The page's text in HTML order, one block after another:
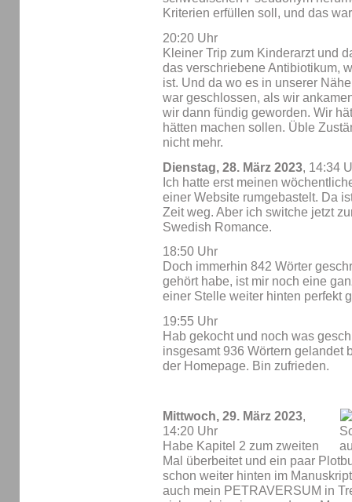
Kriterien erfüllen soll, und das
20:20 Uhr
Kleiner Trip zum Kinderarzt und
das verschriebene Antibiotikum,
ist. Und da wo es in unserer
war geschlossen, als wir
wir dann fündig geworden. Wir
hätten machen sollen. Üble
nicht mehr.
Dienstag, 28. März 2023, 14:34
Ich hatte erst meinen
einer Website rumgebastelt. Da
Zeit weg. Aber ich switche jetzt
Swedish Romance.
18:50 Uhr
Doch immerhin 842 Wörter
gehört habe, ist mir noch eine
einer Stelle weiter hinten perfekt
19:55 Uhr
Hab gekocht und noch was
insgesamt 936 Wörtern gelandet
der Homepage. Bin zufrieden.
Mittwoch, 29. März 2023,
14:20 Uhr
Habe Kapitel 2 zum zweiten
Mal überbeitet und ein paar
schon weiter hinten im
auch mein PETRAVERSUM in